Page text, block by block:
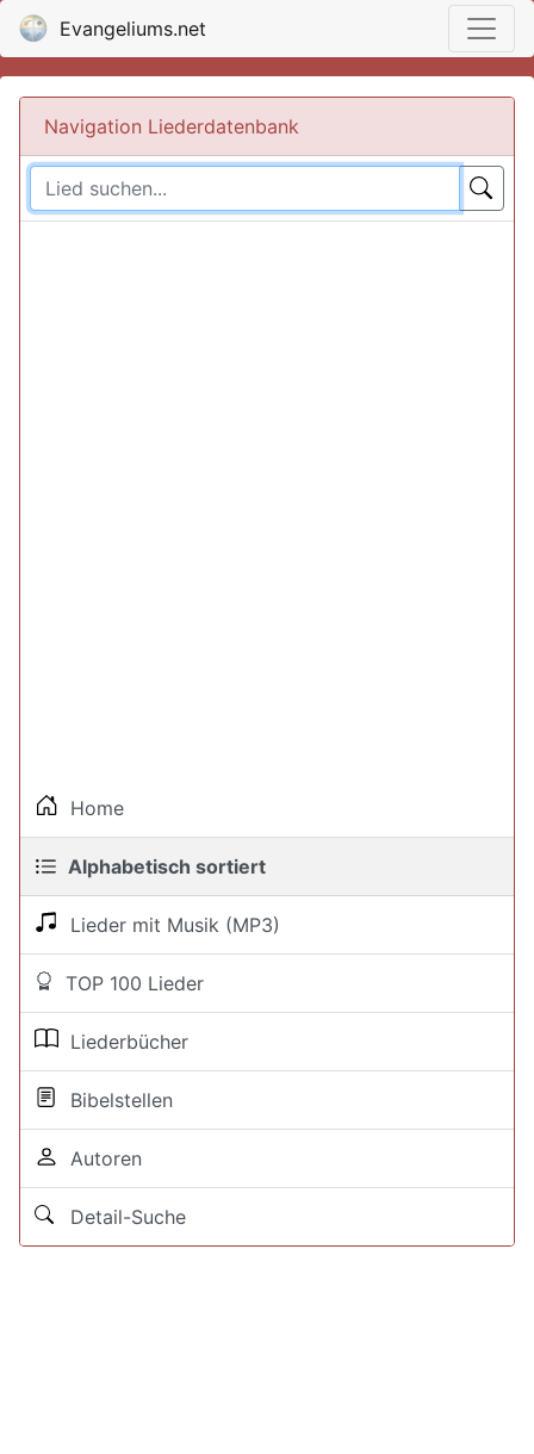
Evangeliums.net
Navigation Liederdatenbank
Home
Alphabetisch sortiert
Lieder mit Musik (MP3)
TOP 100 Lieder
Liederbücher
Bibelstellen
Autoren
Detail-Suche